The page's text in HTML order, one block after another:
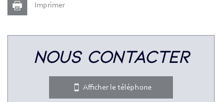
Bar
École maternelle
Imprimer
nous contacter
Afficher le téléphone